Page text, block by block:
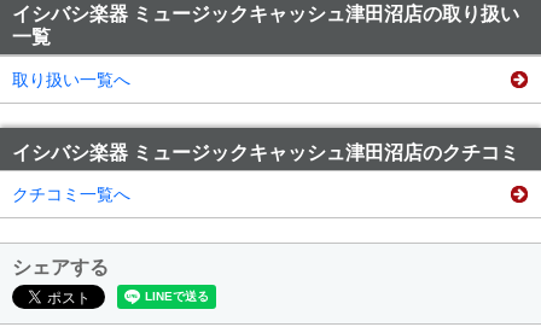
イシバシ楽器 ミュージックキャッシュ津田沼店の取り扱い
一覧
取り扱い一覧へ
イシバシ楽器 ミュージックキャッシュ津田沼店のクチコミ
クチコミ一覧へ
シェアする